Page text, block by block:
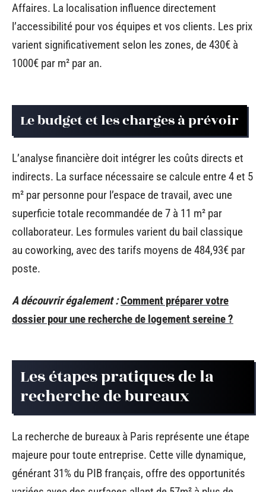
Affaires. La localisation influence directement
l’accessibilité pour vos équipes et vos clients. Les prix
varient significativement selon les zones, de 430€ à
1000€ par m² par an.
Le budget et les charges à prévoir
L’analyse financière doit intégrer les coûts directs et
indirects. La surface nécessaire se calcule entre 4 et 5
m² par personne pour l’espace de travail, avec une
superficie totale recommandée de 7 à 11 m² par
collaborateur. Les formules varient du bail classique
au coworking, avec des tarifs moyens de 484,93€ par
poste.
A découvrir également :Comment préparer votre
dossier pour une recherche de logement sereine ?
Les étapes pratiques de la
recherche de bureaux
La recherche de bureaux à Paris représente une étape
majeure pour toute entreprise. Cette ville dynamique,
générant 31% du PIB français, offre des opportunités